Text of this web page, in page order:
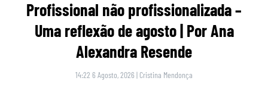
Profissional não profissionalizada –
Uma reflexão de agosto | Por Ana
Alexandra Resende
14:22 6 Agosto, 2026 | Cristina Mendonça